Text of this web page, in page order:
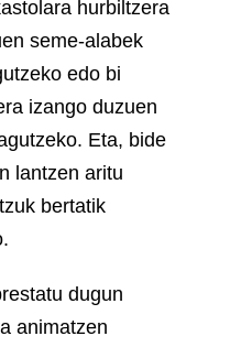
hurbiltzera
seme-alabek
edo bi
izango duzuen
Eta, bide
lantzen aritu
bertatik
dugun
animatzen